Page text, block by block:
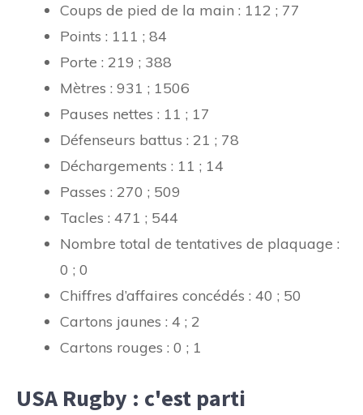
Coups de pied de la main : 112 ; 77
Points : 111 ; 84
Porte : 219 ; 388
Mètres : 931 ; 1506
Pauses nettes : 11 ; 17
Défenseurs battus : 21 ; 78
Déchargements : 11 ; 14
Passes : 270 ; 509
Tacles : 471 ; 544
Nombre total de tentatives de plaquage :
0 ; 0
Chiffres d’affaires concédés : 40 ; 50
Cartons jaunes : 4 ; 2
Cartons rouges : 0 ; 1
USA Rugby : c'est parti